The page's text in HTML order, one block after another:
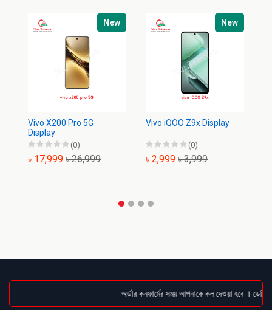
New
Vivo X200 Pro 5G
Display
(0)
৳ 17,999 ৳ 26,999
New
Vivo iQOO Z9x Display
(0)
৳ 2,999 ৳ 3,999
অর্ডার কনফার্মের সময় আপনাকে কল দেওয়া হবে ।